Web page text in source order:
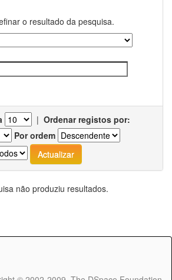
o resultado da pesquisa.
| Ordenar registos por:
Por ordem
não produziu resultados.